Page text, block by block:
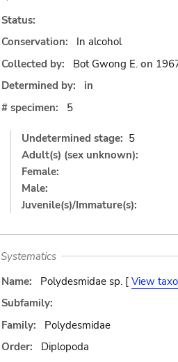
Status:
Conservation:
In alcohol
Collected by:
Bot Gwong E. on
Determined by:
in
# specimen:
5
Undetermined stage: 5
Adult(s) (sex unknown):
Female:
Male:
Juvenile(s)/Immature(s):
Systematics
Name:
Polydesmidae sp. [ View
Subfamily:
Family:
Polydesmidae
Order:
Diplopoda